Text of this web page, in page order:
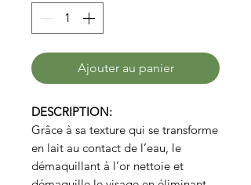
Ajouter au panier
DESCRIPTION:
Grâce à sa texture qui se transforme
en lait au contact de l’eau, le
démaquillant à l’or nettoie et